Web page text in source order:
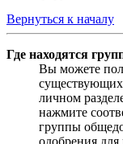
Вернуться к началу
Где находятся
Вы можете
личном
нажмите
группы